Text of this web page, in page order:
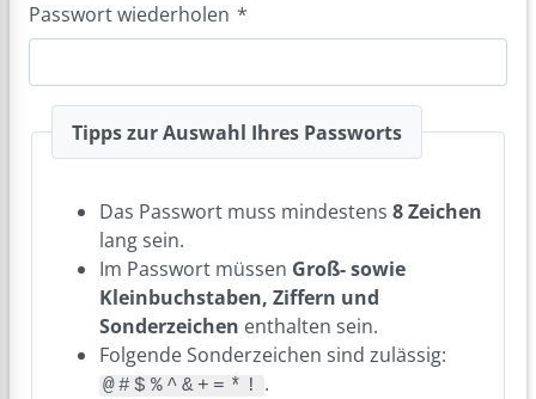
Passwort wiederholen *
Tipps zur Auswahl Ihres Passworts
Das Passwort muss mindestens 8 Zeichen
lang sein.
Im Passwort müssen Groß- sowie
Kleinbuchstaben, Ziffern und
Sonderzeichen enthalten sein.
Folgende Sonderzeichen sind zulässig:
@#$%^&+=*! .